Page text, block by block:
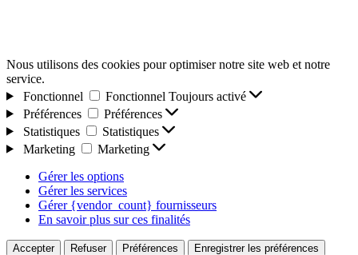
Nous utilisons des cookies pour optimiser notre site web et notre
service.
Fonctionnel
Fonctionnel Toujours activé
Préférences
Préférences
Statistiques
Statistiques
Marketing
Marketing
Gérer les options
Gérer les services
Gérer {vendor_count} fournisseurs
En savoir plus sur ces finalités
Accepter Refuser Préférences Enregistrer les préférences